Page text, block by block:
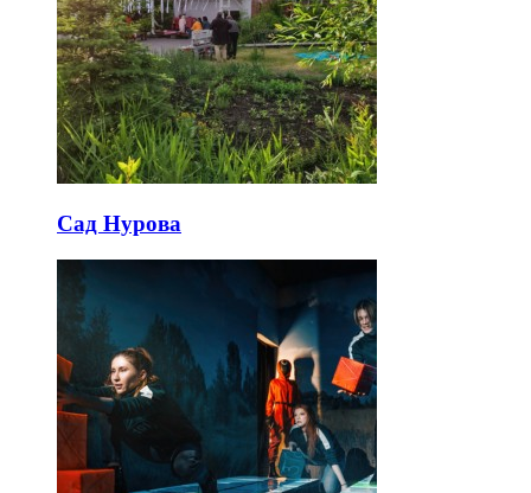
Сад Нурова